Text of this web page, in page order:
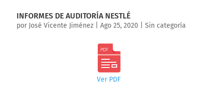
INFORMES DE AUDITORÍA NESTLÉ
por José Vicente Jiménez| Ago 25, 2020 Sin categoría
Ver PDF